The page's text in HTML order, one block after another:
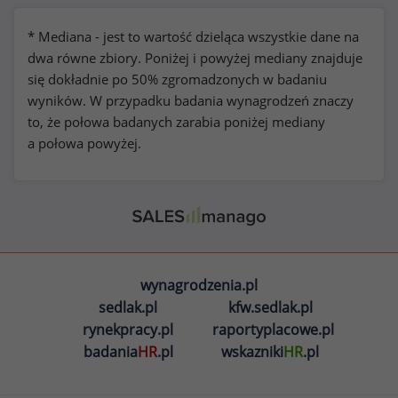
* Mediana - jest to wartość dzieląca wszystkie dane na
dwa równe zbiory. Poniżej i powyżej mediany znajduje
się dokładnie po 50% zgromadzonych w badaniu
wyników. W przypadku badania wynagrodzeń znaczy
to, że połowa badanych zarabia poniżej mediany
a połowa powyżej.
wynagrodzenia.pl
sedlak.pl
kfw.sedlak.pl
rynekpracy.pl
raportyplacowe.pl
badaniaHR.pl wskaznikiHR.pl